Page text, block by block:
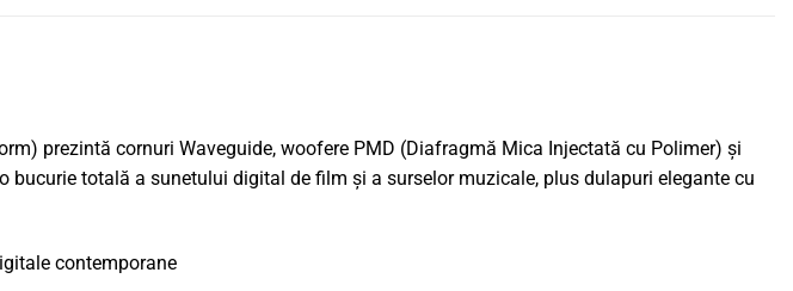
prezintă cornuri Waveguide, woofere PMD (Diafragmă Mica Injectată cu Polimer) și
totală a sunetului digital de film și a surselor muzicale, plus dulapuri elegante cu
contemporane